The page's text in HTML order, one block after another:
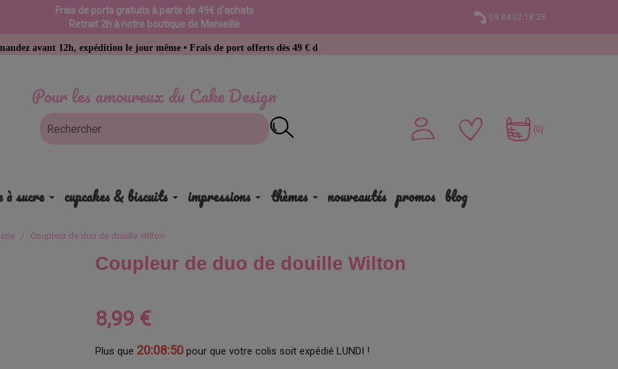
Frais de ports gratuits à partir de 49€ d'achats
Retrait 2h à notre boutique de Marseille
09.84.02.18.38
Pour les amoureux du Cake Design
12h, expédition le jour même • Frais de port offerts dès 49 € d’achat
(0)
à sucre cupcakes & biscuits impressions thèmes nouveautés promos blog
Coupleur de duo de douille Wilton
Coupleur de duo de douille Wilton
8,99 €
Plus que 20:08:49 pour que votre colis soit expédié LUNDI !